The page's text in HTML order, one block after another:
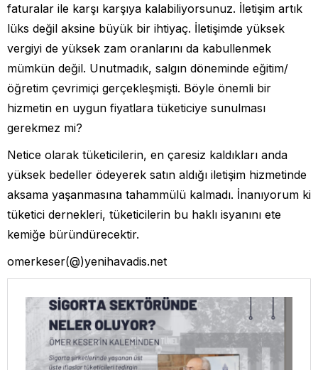
faturalar ile karşı karşıya kalabiliyorsunuz. İletişim artık
lüks değil aksine büyük bir ihtiyaç. İletişimde yüksek
vergiyi de yüksek zam oranlarını da kabullenmek
mümkün değil. Unutmadık, salgın döneminde eğitim/
öğretim çevrimiçi gerçekleşmişti. Böyle önemli bir
hizmetin en uygun fiyatlara tüketiciye sunulması
gerekmez mi?
Netice olarak tüketicilerin, en çaresiz kaldıkları anda
yüksek bedeller ödeyerek satın aldığı iletişim hizmetinde
aksama yaşanmasına tahammülü kalmadı. İnanıyorum ki
tüketici dernekleri, tüketicilerin bu haklı isyanını ete
kemiğe büründürecektir.
omerkeser(@)yenihavadis.net